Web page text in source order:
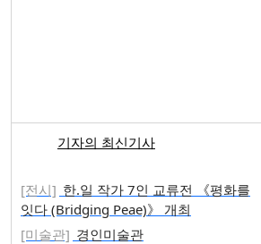
기자의 최신기사
[전시] 한.일 작가 7인 교류전 《평화를
잇다 (Bridging Peae)》 개최
[미술관] 경인미술관